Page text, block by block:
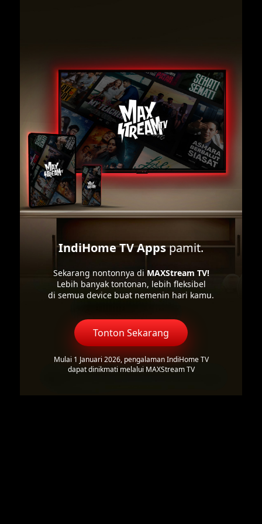
IndiHome TV Appspamit.
Sekarang nontonnya di MAXStream TV!
Lebih banyak tontonan, lebih fleksibel
di semua device buat nemenin hari kamu.
Tonton Sekarang
Mulai 1 Januari 2026, pengalaman IndiHome TV
dapat dinikmati melalui MAXStream TV